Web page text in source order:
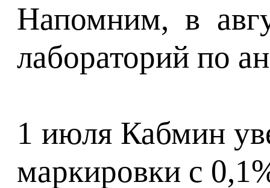
Напомним, в
лабораторий по
1 июля Кабмин
маркировки с